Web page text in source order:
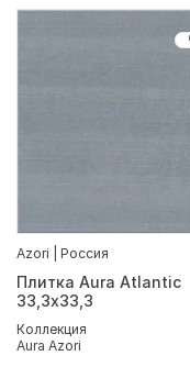
Azori | Россия
Плитка Aura Atlantic
33,3х33,3
Коллекция
Aura Azori